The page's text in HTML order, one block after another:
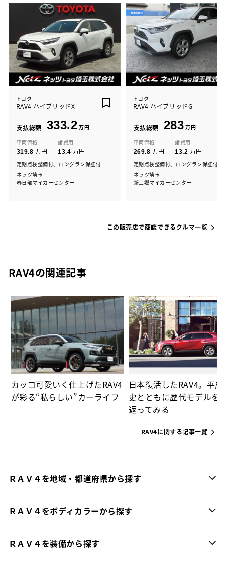
トヨタ
RAV4 ハイブリッドX
支払総額 333.2 万円
車両価格
319.8 万円
諸費用
13.4 万円
定期点検整備付、ロングラン保証付
ネッツ埼玉
春日部マイカーセンター
トヨタ
RAV4 ハイブリッドG
支払総額 283 万円
車両価格
269.8 万円
諸費用
13.2 万円
定期点検整備付、ロングラン保証付
ネッツ埼玉
新三郷マイカーセンター
この販売店で商談できるクルマ一覧
RAV4の関連記事
カッコ可愛いく仕上げたRAV4
が彩る“私らしい”カーライフ
日本復活したRAV4。平
史とともに歴代モデルを
返ってみる
RAV4に関する記事一覧
ＲＡＶ４を地域・都道府県から探す
ＲＡＶ４をボディカラーから探す
ＲＡＶ４を装備から探す